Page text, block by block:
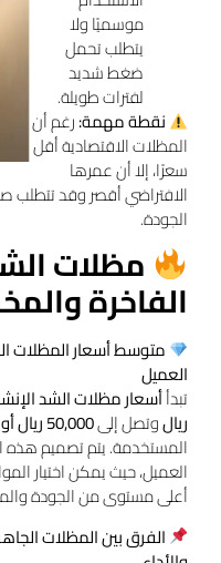
موسميًا ولا
يتطلب تحمل
ضغط شديد
لفترات طويلة.
نقطة مهمة:رغم أن
المظلات الاقتصادية أقل
سعرًا، إلا أن عمرها
الافتراضي أقصر وقد تتطلب
الجودة.
مظلات
الفاخرة
متوسط أسعار المظلات
العميل
تبدأأسعار مظلات الشد
ريالوتصل إلى50,000 ريال أو أكثر
المستخدمة. يتم تصميم
العميل، حيث يمكن اختيار
أعلى مستوى من الجودة
الفرق بين المظلات